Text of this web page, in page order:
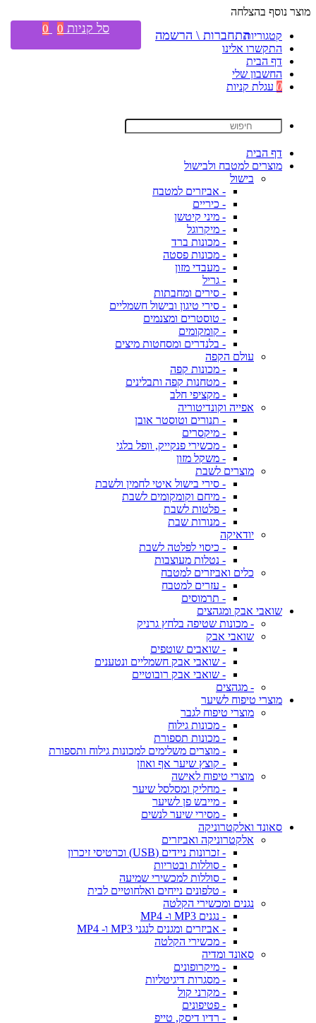
מוצר נוסף בהצלחה
קטגוריות
התקשרו אלינו
דף הבית
החשבון שלי
0 עגלת קניות
דף הבית
מוצרים למטבח ולבישול
בישול
- אביזרים למטבח
- כיריים
- מיני קיטשן
- מיקרוגל
- מכונות ברד
- מכונות פסטה
- מעבדי מזון
- גריל
- סירים ומחבתות
- סירי טיגון ובישול חשמליים
- טוסטרים ומצנמים
- קומקומים
- בלנדרים ומסחטות מיצים
עולם הקפה
- מכונות קפה
- מטחנות קפה ותבלינים
- מקציפי חלב
אפייה וקונדיטוריה
- תנורים וטוסטר אובן
- מיקסרים
- מכשירי פנקייק, וופל בלגי
- משקל מזון
מוצרים לשבת
- סירי בישול איטי לחמין ולשבת
- מיחם וקומקומים לשבת
- פלטות לשבת
- מנורות שבת
יודאיקה
- כיסוי לפלטה לשבת
- נטלות מעוצבות
כלים ואביזרים למטבח
- עזרים למטבח
- תרמוסים
שואבי אבק ומגהצים
- מכונות שטיפה בלחץ גרניק
שואבי אבק
- שואבים שוטפים
- שואבי אבק חשמליים ונטענים
- שואבי אבק רובוטיים
- מגהצים
מוצרי טיפוח לשיער
מוצרי טיפוח לגבר
- מכונות גילוח
- מכונות תספורת
- מוצרים משלימים למכונות גילוח ותספורת
- קוצץ שיער אף ואוזן
מוצרי טיפוח לאישה
- מחליק ומסלסל שיער
- מייבש פן לשיער
- מסירי שיער לנשים
סאונד ואלקטרוניקה
אלקטרוניקה ואביזרים
- זכרונות ניידים (USB) וכרטיסי זיכרון
- סוללות ובטריות
- סוללות למכשירי שמיעה
- טלפונים נייחים ואלחוטיים לבית
נגנים ומכשירי הקלטה
- נגנים MP3 ו- MP4
- אביזרים ומגנים לנגני MP3 ו- MP4
- מכשירי הקלטה
סאונד ומדיה
- מיקרופונים
- מסגרות דיגיטליות
- מקרני קול
- פטיפונים
- רדיו דיסק, טייפ
התחברות \ הרשמה סל קניות 0
0